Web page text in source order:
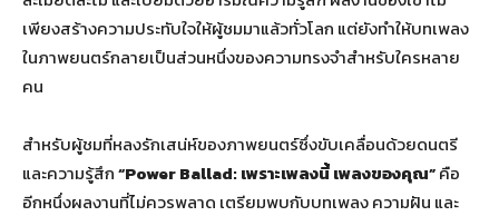
เพียงสร้างความประทับใจให้ผู้ชมมาแล้วทั่วโลก แต่ยังทำให้บทเพลง
ในภาพยนตร์กลายเป็นส่วนหนึ่งของความทรงจำสำหรับใครหลาย
คน
สำหรับผู้ชมที่หลงรักเสน่ห์ของภาพยนตร์ซึ่งขับเคลื่อนด้วยดนตรี
และความรู้สึก“Power Ballad: เพราะเพลงนี้ เพลงของคุณ”คือ
อีกหนึ่งผลงานที่ไม่ควรพลาด เตรียมพบกับบทเพลง ความฝัน และ